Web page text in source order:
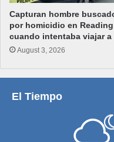
Capturan hombre
por homicidio en Reading
cuando intentaba viajar a
August 3, 2026
El Tiempo